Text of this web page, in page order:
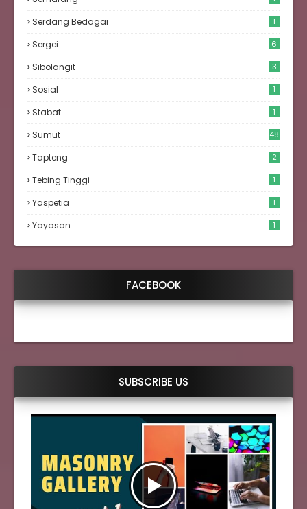
Serdang Bedagai 1
Sergei 6
Sibolangit 3
Sosial 1
Stabat 1
Sumut 48
Tapteng 2
Tebing Tinggi 1
Yaspetia 1
Yayasan 1
FACEBOOK
SUBSCRIBE US